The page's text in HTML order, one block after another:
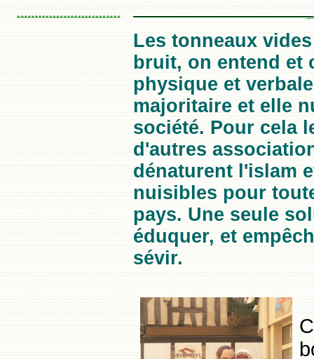
Les tonneaux
bruit, on entend et
physique et
majoritaire et elle
société. Pour cela
d'autres
dénaturent l'islam
nuisibles pour
pays. Une seule
éduquer, et
sévir.